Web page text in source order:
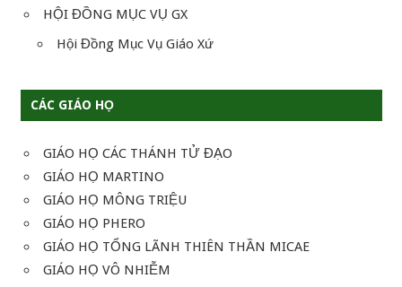
HỘI ĐỒNG MỤC VỤ GX
Hội Đồng Mục Vụ Giáo Xứ
CÁC GIÁO HỌ
GIÁO HỌ CÁC THÁNH TỬ ĐẠO
GIÁO HỌ MARTINO
GIÁO HỌ MÔNG TRIỆU
GIÁO HỌ PHERO
GIÁO HỌ TỔNG LÃNH THIÊN THẦN MICAE
GIÁO HỌ VÔ NHIỄM